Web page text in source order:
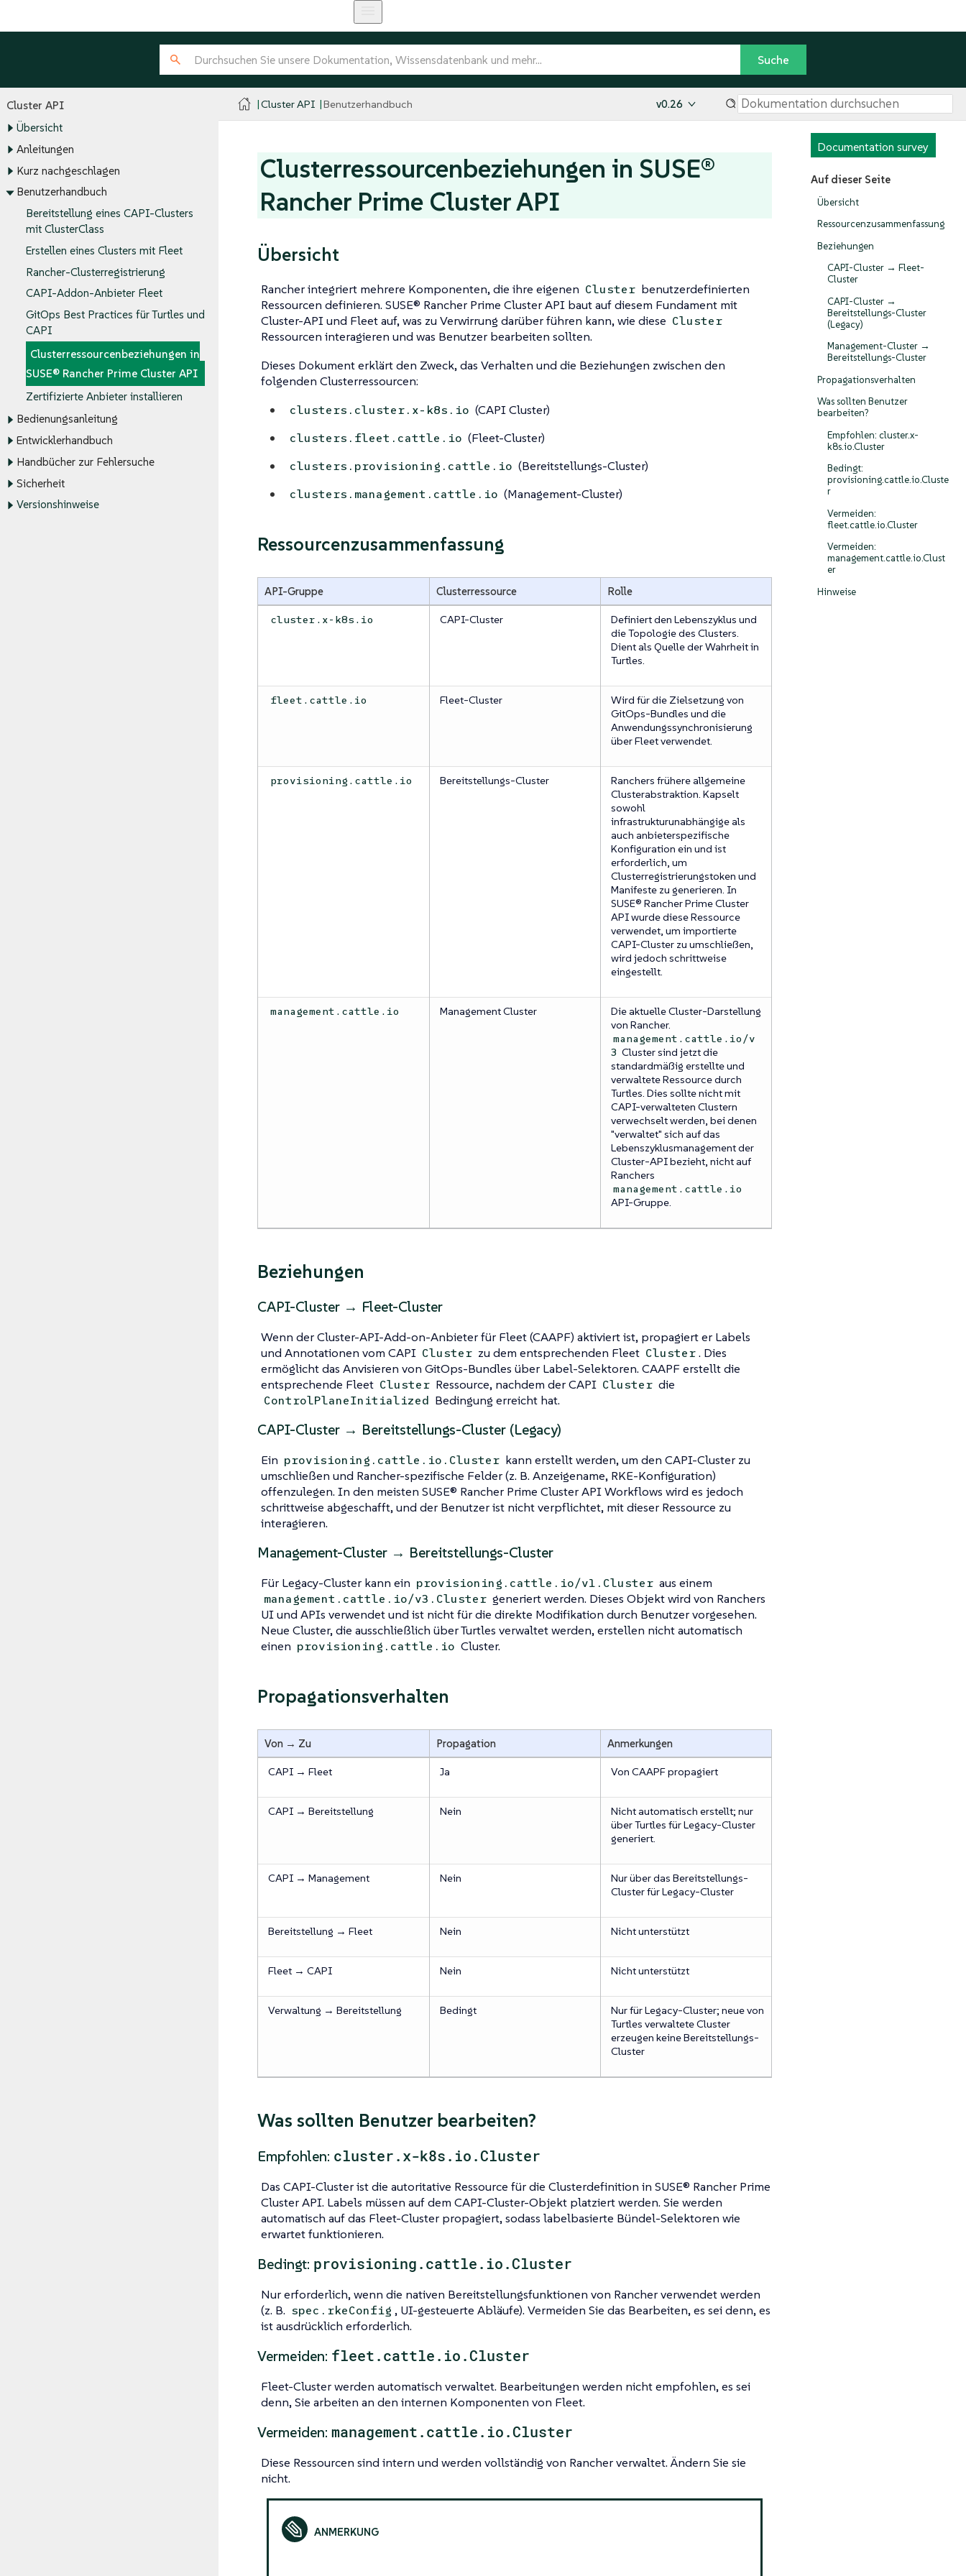
Cluster API
Übersicht
Anleitungen
Kurz nachgeschlagen
Benutzerhandbuch
Bereitstellung eines CAPI-Clusters
mit ClusterClass
Erstellen eines Clusters mit Fleet
Rancher-Clusterregistrierung
CAPI-Addon-Anbieter Fleet
GitOps Best Practices für Turtles und
CAPI
Clusterressourcenbeziehungen in
SUSE® Rancher Prime Cluster API
Zertifizierte Anbieter installieren
Bedienungsanleitung
Entwicklerhandbuch
Handbücher zur Fehlersuche
Sicherheit
Versionshinweise
Cluster API Benutzerhandbuch v0.26
Documentation survey
Auf dieser Seite
Übersicht
Ressourcenzusammenfassung
Beziehungen
CAPI-Cluster → Fleet-
Cluster
CAPI-Cluster →
Bereitstellungs-Cluster
(Legacy)
Management-Cluster →
Bereitstellungs-Cluster
Propagationsverhalten
Was sollten Benutzer
bearbeiten?
Empfohlen: cluster.x-
k8s.io.Cluster
Bedingt:
provisioning.cattle.io.Cluste
r
Vermeiden:
fleet.cattle.io.Cluster
Vermeiden:
management.cattle.io.Clust
er
Hinweise
Clusterressourcenbeziehungen in SUSE®
Rancher Prime Cluster API
Übersicht
Rancher integriert mehrere Komponenten, die ihre eigenen Cluster benutzerdefinierten
Ressourcen definieren. SUSE® Rancher Prime Cluster API baut auf diesem Fundament mit
Cluster-API und Fleet auf, was zu Verwirrung darüber führen kann, wie diese Cluster
Ressourcen interagieren und was Benutzer bearbeiten sollten.
Dieses Dokument erklärt den Zweck, das Verhalten und die Beziehungen zwischen den
folgenden Clusterressourcen:
clusters.cluster.x-k8s.io (CAPI Cluster)
clusters.fleet.cattle.io (Fleet-Cluster)
clusters.provisioning.cattle.io (Bereitstellungs-Cluster)
clusters.management.cattle.io (Management-Cluster)
Ressourcenzusammenfassung
API-Gruppe Clusterressource Rolle
cluster.x-k8s.io CAPI-Cluster
Definiert den Lebenszyklus und
die Topologie des Clusters.
Dient als Quelle der Wahrheit in
Turtles.
fleet.cattle.io Fleet-Cluster
Wird für die Zielsetzung von
GitOps-Bundles und die
Anwendungssynchronisierung
über Fleet verwendet.
provisioning.cattle.io Bereitstellungs-Cluster
Ranchers frühere allgemeine
Clusterabstraktion. Kapselt
sowohl
infrastrukturunabhängige als
auch anbieterspezifische
Konfiguration ein und ist
erforderlich, um
Clusterregistrierungstoken und
Manifeste zu generieren. In
SUSE® Rancher Prime Cluster
API wurde diese Ressource
verwendet, um importierte
CAPI-Cluster zu umschließen,
wird jedoch schrittweise
eingestellt.
management.cattle.io Management Cluster
Die aktuelle Cluster-Darstellung
von Rancher.
management.cattle.io/v
3 Cluster sind jetzt die
standardmäßig erstellte und
verwaltete Ressource durch
Turtles. Dies sollte nicht mit
CAPI-verwalteten Clustern
verwechselt werden, bei denen
"verwaltet" sich auf das
Lebenszyklusmanagement der
Cluster-API bezieht, nicht auf
Ranchers
management.cattle.io
API-Gruppe.
Beziehungen
CAPI-Cluster → Fleet-Cluster
Wenn der Cluster-API-Add-on-Anbieter für Fleet (CAAPF) aktiviert ist, propagiert er Labels
und Annotationen vom CAPI Cluster zu dem entsprechenden Fleet Cluster. Dies
ermöglicht das Anvisieren von GitOps-Bundles über Label-Selektoren. CAAPF erstellt die
entsprechende Fleet Cluster Ressource, nachdem der CAPI Cluster die
ControlPlaneInitialized Bedingung erreicht hat.
CAPI-Cluster → Bereitstellungs-Cluster (Legacy)
Ein provisioning.cattle.io.Cluster kann erstellt werden, um den CAPI-Cluster zu
umschließen und Rancher-spezifische Felder (z. B. Anzeigename, RKE-Konfiguration)
offenzulegen. In den meisten SUSE® Rancher Prime Cluster API Workflows wird es jedoch
schrittweise abgeschafft, und der Benutzer ist nicht verpflichtet, mit dieser Ressource zu
interagieren.
Management-Cluster → Bereitstellungs-Cluster
Für Legacy-Cluster kann ein provisioning.cattle.io/v1.Cluster aus einem
management.cattle.io/v3.Cluster generiert werden. Dieses Objekt wird von Ranchers
UI und APIs verwendet und ist nicht für die direkte Modifikation durch Benutzer vorgesehen.
Neue Cluster, die ausschließlich über Turtles verwaltet werden, erstellen nicht automatisch
einen provisioning.cattle.io Cluster.
Propagationsverhalten
Von → Zu Propagation Anmerkungen
CAPI → Fleet Ja Von CAAPF propagiert
CAPI → Bereitstellung Nein
Nicht automatisch erstellt; nur
über Turtles für Legacy-Cluster
generiert.
CAPI → Management Nein
Nur über das Bereitstellungs-
Cluster für Legacy-Cluster
Bereitstellung → Fleet Nein Nicht unterstützt
Fleet → CAPI Nein Nicht unterstützt
Verwaltung → Bereitstellung Bedingt
Nur für Legacy-Cluster; neue von
Turtles verwaltete Cluster
erzeugen keine Bereitstellungs-
Cluster
Was sollten Benutzer bearbeiten?
Empfohlen: cluster.x-k8s.io.Cluster
Das CAPI-Cluster ist die autoritative Ressource für die Clusterdefinition in SUSE® Rancher Prime
Cluster API. Labels müssen auf dem CAPI-Cluster-Objekt platziert werden. Sie werden
automatisch auf das Fleet-Cluster propagiert, sodass labelbasierte Bündel-Selektoren wie
erwartet funktionieren.
Bedingt: provisioning.cattle.io.Cluster
Nur erforderlich, wenn die nativen Bereitstellungsfunktionen von Rancher verwendet werden
(z. B. spec.rkeConfig , UI-gesteuerte Abläufe). Vermeiden Sie das Bearbeiten, es sei denn, es
ist ausdrücklich erforderlich.
Vermeiden: fleet.cattle.io.Cluster
Fleet-Cluster werden automatisch verwaltet. Bearbeitungen werden nicht empfohlen, es sei
denn, Sie arbeiten an den internen Komponenten von Fleet.
Vermeiden: management.cattle.io.Cluster
Diese Ressourcen sind intern und werden vollständig von Rancher verwaltet. Ändern Sie sie
nicht.